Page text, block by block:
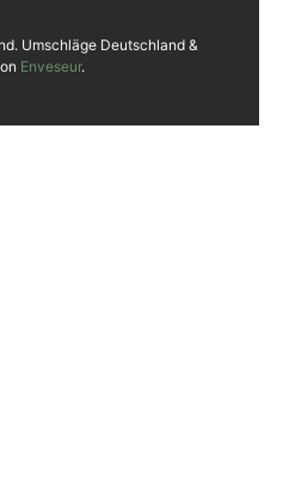
Umschläge Deutschland &
Enveseur.